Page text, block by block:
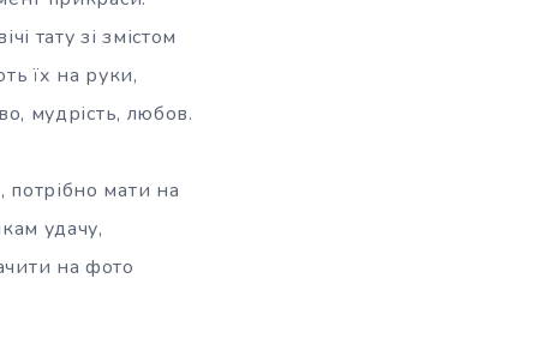
тату зі змістом
їх на руки,
мудрість, любов.
потрібно мати на
удачу,
на фото